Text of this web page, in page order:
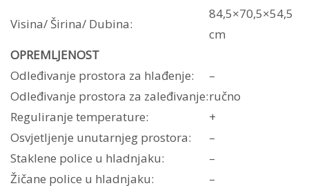
Visina/ Širina/ Dubina:
84,5×70,5×54,5
cm
OPREMLJENOST
Odleđivanje prostora za hlađenje:
–
Odleđivanje prostora za zaleđivanje:ručno
Reguliranje temperature:
+
Osvjetljenje unutarnjeg prostora:
–
Staklene police u hladnjaku:
–
Žičane police u hladnjaku:
–